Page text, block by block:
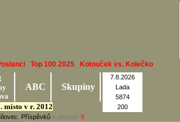
Top 100 2025 Kotouček vs. Kolečko
Příspěvků v diskuzi: 5
ABC Skupiny
7.8.2026
Lada
5874
200